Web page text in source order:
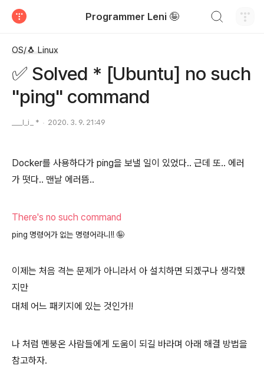
Programmer Leni 🤪
OS/🐧 Linux
✅ Solved * [Ubuntu] no such
"ping" command
___l_i_ * 2020. 3. 9. 21:49
Docker를 사용하다가 ping을 보낼 일이 있었다.. 근데 또.. 에러
가 떳다.. 맨날 에러뜸..
There's no such command
ping 명령어가 없는 명령어라니!!🤪
이제는 처음 격는 문제가 아니라서 아 설치하면 되겠구나 생각했
지만
대체 어느 패키지에 있는 것인가!!
나 처럼 멘붕온 사람들에게 도움이 되길 바라며 아래 해결 방법을
참고하자.